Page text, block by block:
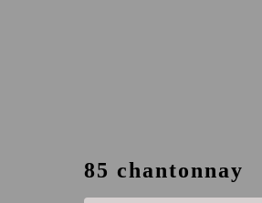
85 chantonnay